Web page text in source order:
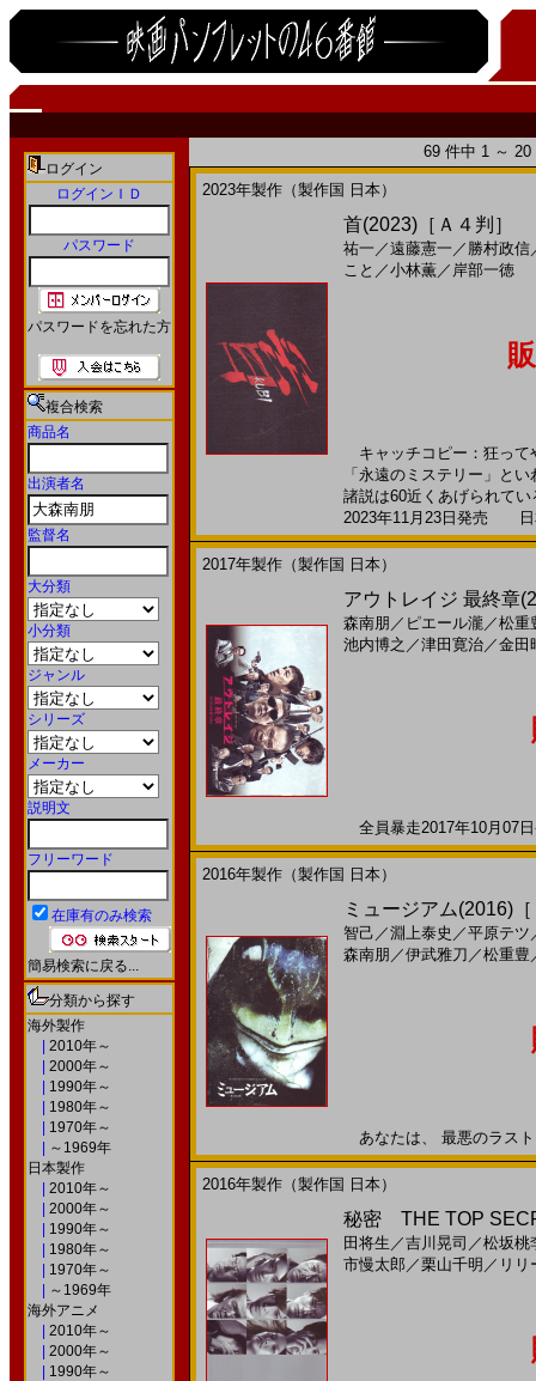
ログイン
ログインＩＤ
パスワード
パスワードを忘れた方
複合検索
商品名
出演者名
監督名
大分類
小分類
ジャンル
シリーズ
メーカー
説明文
フリーワード
在庫有のみ検索
簡易検索に戻る...
分類から探す
海外製作
2010年～
2000年～
1990年～
1980年～
1970年～
～1969年
日本製作
2010年～
2000年～
1990年～
1980年～
1970年～
～1969年
海外アニメ
2010年～
2000年～
1990年～
69 件中 1 ～
2023年製作（製作国 日本）
首(2023)［Ａ４判］
祐一 ／遠藤憲一 ／ 勝村政信
こと ／小林薫／ 岸部一徳
キャッチコピー：狂って
「永遠のミステリー」と
諸説は60近くあげられて
2023年11月23日発売 日
2017年製作（製作国 日本）
アウトレイジ 最終章
森南朋 ／ ピエール瀧／松重
池内博之 ／津田寛治／金田
全員暴走2017年10月07
2016年製作（製作国 日本）
ミュージアム(2016)
智己 ／淵上泰史 ／平原テツ
森南朋 ／伊武雅刀 ／松重豊
あなたは、 最悪のラス
2016年製作（製作国 日本）
秘密 THE TOP
田将生 ／吉川晃司 ／松坂桃
市慢太郎 ／栗山千明 ／ リリ